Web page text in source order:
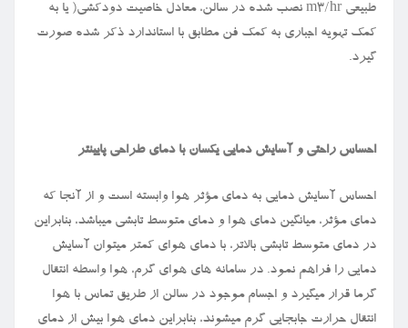
طبیعی m3/hr نصب شده در سالن، معادل خاصیت دودکشی( یا به
کمک تهویه اجباری به کمک فن مطابق با استاندارد ذکر شده صورت
گیرد.
احساس راحتی و آسایش دمایی یکسان با دمای طراحی پایینتر
احساس آسایش دمایی به دمای مؤثر هوا وابسته است و از آنجا که
دمای مؤثر، میانگین دمای هوا و دمای متوسط تابشی میباشد، بنابراین
در دمای متوسط تابشی بالاتر، با دمای هوای کمتر میتوان آسایش
دمایی را فراهم نمود. در سامانه های هوای گرم، هوا واسطه انتقال
گرما قرار میگیرد و اجسام موجود در سالن از طریق تماس با هوا
انتقال حرارت جابجایی گرم میشوند، بنابراین دمای هوا بیش از دمای